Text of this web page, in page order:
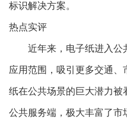
标识解决方案。
热点实评
近年来，电子纸进入公
应用范围，吸引更多交通
纸在公共场景的巨大潜力被
公共服务端，极大丰富了市